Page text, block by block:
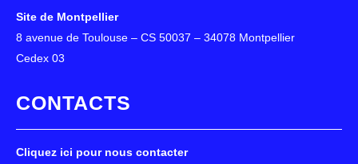
Site de Montpellier
8 avenue de Toulouse – CS 50037 – 34078 Montpellier
Cedex 03
CONTACTS
Cliquez ici pour nous contacter